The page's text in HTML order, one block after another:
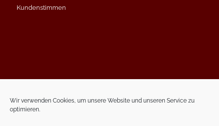
Wir verwenden Cookies, um unsere Website und unseren Service zu
optimieren.
Kundenstimmen
Datenschutzerklärung